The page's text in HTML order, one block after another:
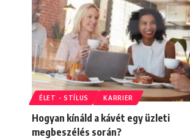
ÉLET - STÍLUS KARRIER
Hogyan kínáld a kávét egy üzleti
megbeszélés során?